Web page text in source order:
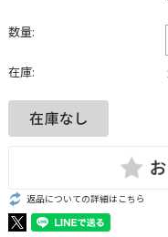
数量:
在庫:
返品についての詳細はこちら